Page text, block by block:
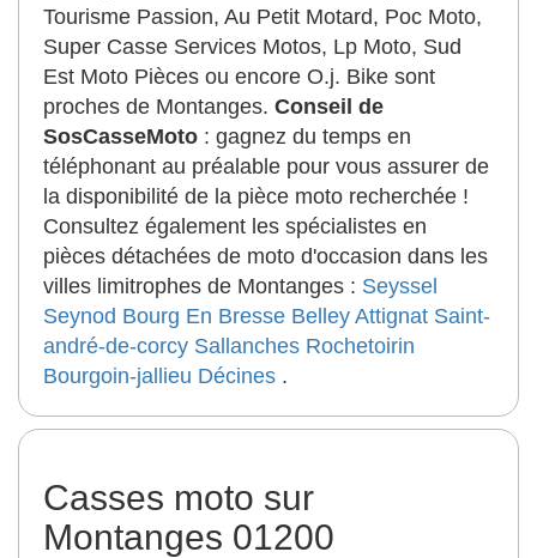
Tourisme Passion, Au Petit Motard, Poc Moto,
Super Casse Services Motos, Lp Moto, Sud
Est Moto Pièces ou encore O.j. Bike sont
proches de Montanges. Conseil de
SosCasseMoto : gagnez du temps en
téléphonant au préalable pour vous assurer de
la disponibilité de la pièce moto recherchée !
Consultez également les spécialistes en
pièces détachées de moto d'occasion dans les
villes limitrophes de Montanges : Seyssel
Seynod Bourg En Bresse Belley Attignat Saint-
andré-de-corcy Sallanches Rochetoirin
Bourgoin-jallieu Décines .
Casses moto sur
Montanges 01200